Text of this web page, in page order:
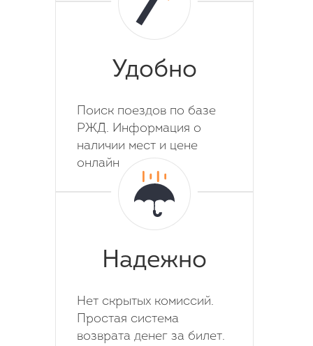
Удобно
Поиск поездов по базе
РЖД. Информация о
наличии мест и цене
онлайн
Надежно
Нет скрытых комиссий.
Простая система
возврата денег за билет.